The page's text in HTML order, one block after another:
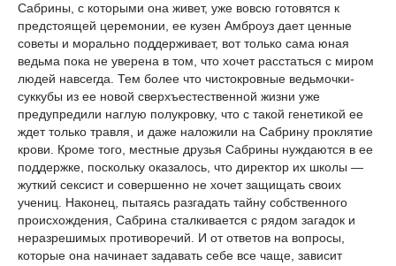
Сабрины, с которыми она живет, уже вовсю готовятся к
предстоящей церемонии, ее кузен Амброуз дает ценные
советы и морально поддерживает, вот только сама юная
ведьма пока не уверена в том, что хочет расстаться с миром
людей навсегда. Тем более что чистокровные ведьмочки-
суккубы из ее новой сверхъестественной жизни уже
предупредили наглую полукровку, что с такой генетикой ее
ждет только травля, и даже наложили на Сабрину проклятие
крови. Кроме того, местные друзья Сабрины нуждаются в ее
поддержке, поскольку оказалось, что директор их школы —
жуткий сексист и совершенно не хочет защищать своих
учениц. Наконец, пытаясь разгадать тайну собственного
происхождения, Сабрина сталкивается с рядом загадок и
неразрешимых противоречий. И от ответов на вопросы,
которые она начинает задавать себе все чаще, зависит